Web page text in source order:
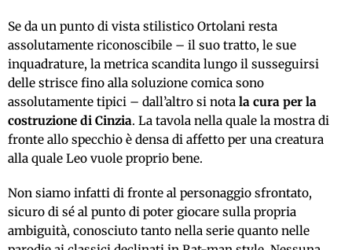
Se da un punto di vista stilistico Ortolani resta
assolutamente riconoscibile – il suo tratto, le sue
inquadrature, la metrica scandita lungo il susseguirsi
delle strisce fino alla soluzione comica sono
assolutamente tipici – dall’altro si nota la cura per la
costruzione di Cinzia. La tavola nella quale la mostra di
fronte allo specchio è densa di affetto per una creatura
alla quale Leo vuole proprio bene.
Non siamo infatti di fronte al personaggio sfrontato,
sicuro di sé al punto di poter giocare sulla propria
ambiguità, conosciuto tanto nella serie quanto nelle